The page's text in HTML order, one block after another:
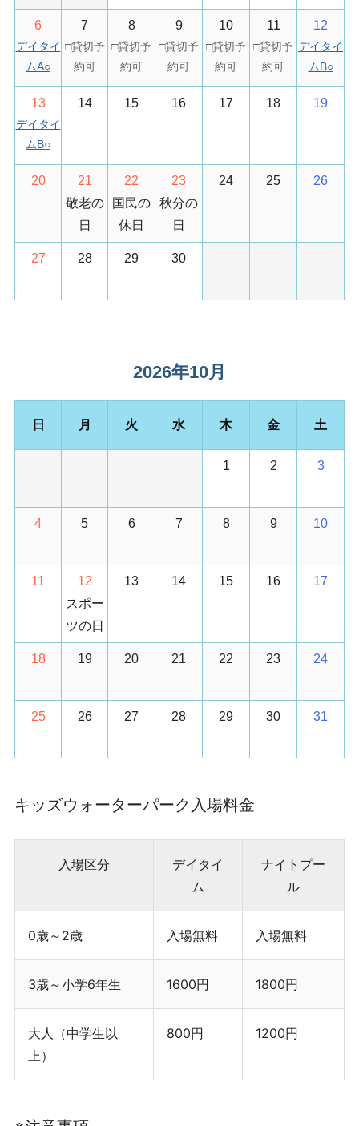
6
デイタイ
ムA○
7 8 9 10 11 12
デイタイ
ムB○
13
デイタイ
ムB○
14 15 16 17 18 19
20
21
敬老の
日
22
国民の
休日
23
秋分の
日
24 25 26
27 28 29 30
2026年10月
日 月 火 水 木 金 土
1 2 3
4 5 6 7 8 9 10
11
12
スポー
ツの日
13 14 15 16 17
18 19 20 21 22 23 24
25 26 27 28 29 30 31
キッズウォーターパーク入場料金
入場区分
デイタイ
ム
ナイトプー
ル
0歳～2歳 入場無料 入場無料
3歳～小学6年生 1600円 1800円
大人（中学生以
上）
800円 1200円